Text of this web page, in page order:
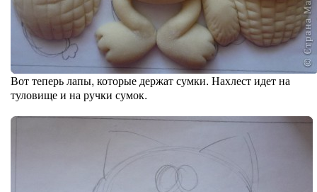
Вот теперь лапы, которые держат сумки. Нахлест идет на
туловище и на ручки сумок.